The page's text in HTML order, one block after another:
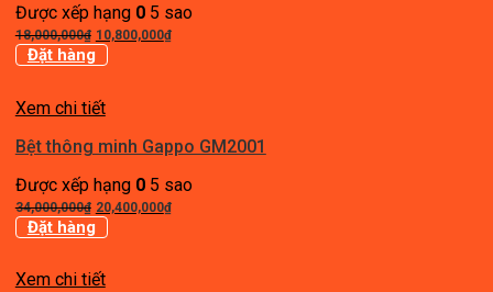
Được xếp hạng 05 sao
18,000,000₫ Giá
gốc
18,000,000₫.
10,800,000₫Giá
Đặt hàng
Xem chi tiết
Bệt thông minh Gappo GM2001
Được xếp hạng 05 sao
34,000,000₫ Giá
gốc
34,000,000₫.
20,400,000₫Giá
Đặt hàng
Xem chi tiết